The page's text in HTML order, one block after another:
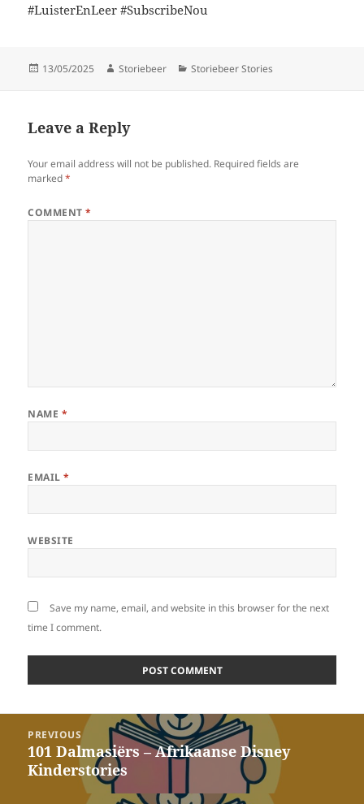
#LuisterEnLeer #SubscribeNou
Posted
13/05/2025 Author
Storiebeer Categories
Storiebeer Stories
Leave a Reply
Your email address will not be published. Required fields are
marked*
COMMENT*
NAME *
EMAIL*
WEBSITE
Save my name, email, and website in this browser for the next
time I comment.
navigation
PREVIOUS
Previous
post:
101 Dalmasiërs – Afrikaanse Disney
Kinderstories